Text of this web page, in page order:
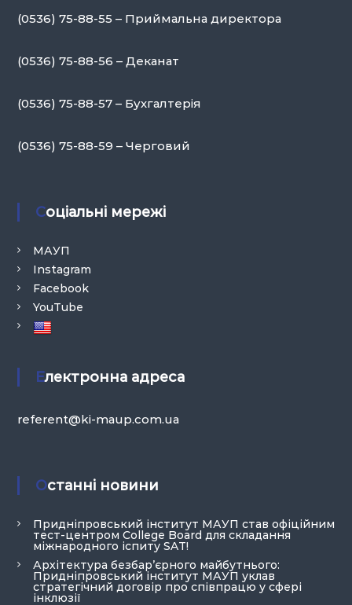
(0536) 75-88-55 – Приймальна директора
(0536) 75-88-56 – Деканат
(0536) 75-88-57 – Бухгалтерія
(0536) 75-88-59 – Черговий
Соціальні мережі
МАУП
Instagram
Facebook
YouTube
Електронна адреса
referent@ki-maup.com.ua
Останні новини
Придніпровський інститут МАУП став офіційним
тест-центром College Board для складання
міжнародного іспиту SAT!
Архітектура безбар’єрного майбутнього:
Придніпровський інститут МАУП уклав
стратегічний договір про співпрацю у сфері
інклюзії